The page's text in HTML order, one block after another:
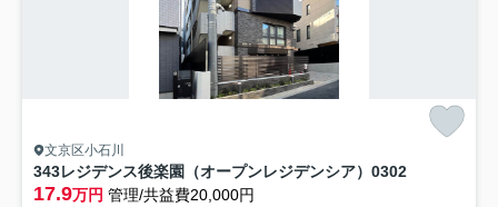
文京区小石川
343レジデンス後楽園（オープンレジデンシア） 0302
17.9万円 管理/共益費20,000円